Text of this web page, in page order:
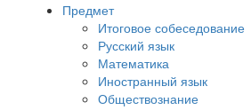
Предмет
Итоговое собеседование
Русский язык
Математика
Иностранный язык
Обществознание